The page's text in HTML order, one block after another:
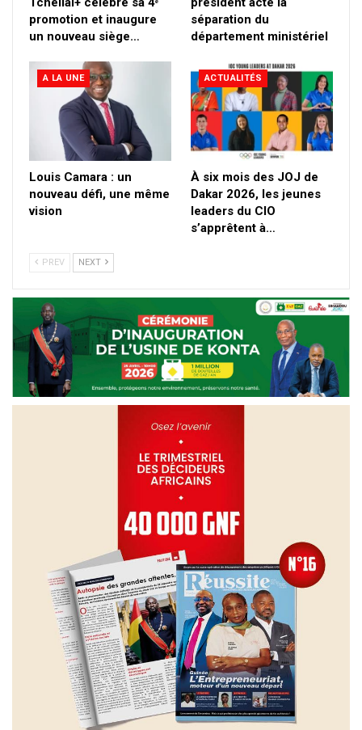
promotion et inaugure
un nouveau siège…
séparation du
département ministériel
A LA UNE
Louis Camara : un
nouveau défi, une même
vision
ACTUALITÉS
À six mois des JOJ de
Dakar 2026, les jeunes
leaders du CIO
s’apprêtent à…
PREV NEXT